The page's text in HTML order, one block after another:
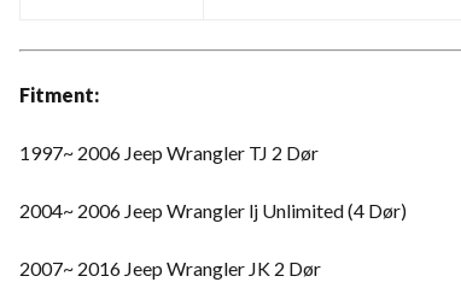
Fitment:
1997~ 2006 Jeep Wrangler TJ 2 Dør
2004~ 2006 Jeep Wrangler lj Unlimited (4 Dør)
2007~ 2016 Jeep Wrangler JK 2 Dør